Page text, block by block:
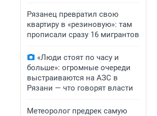
Рязанец превратил свою
квартиру в «резиновую»: там
прописали сразу 16 мигрантов
«Люди стоят по часу и
больше»: огромные очереди
выстраиваются на АЗС в
Рязани — что говорят власти
Метеоролог предрек самую